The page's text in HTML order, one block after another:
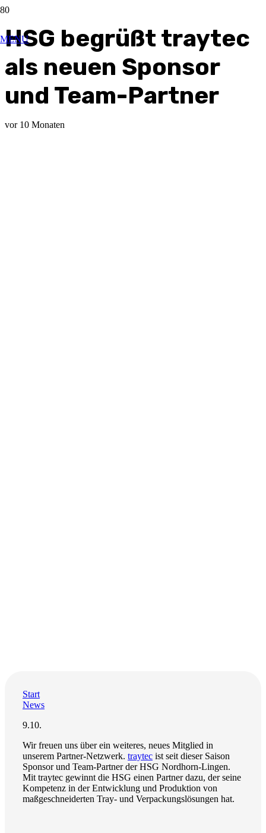
MENU
HSG begrüßt traytec
als neuen Sponsor
und Team-Partner
vor 10 Monaten
Start
News
9.10.
Wir freuen uns über ein weiteres, neues Mitglied in
unserem Partner-Netzwerk. traytec ist seit dieser Saison
Sponsor und Team-Partner der HSG Nordhorn-Lingen.
Mit traytec gewinnt die HSG einen Partner dazu, der seine
Kompetenz in der Entwicklung und Produktion von
maßgeschneiderten Tray- und Verpackungslösungen hat.